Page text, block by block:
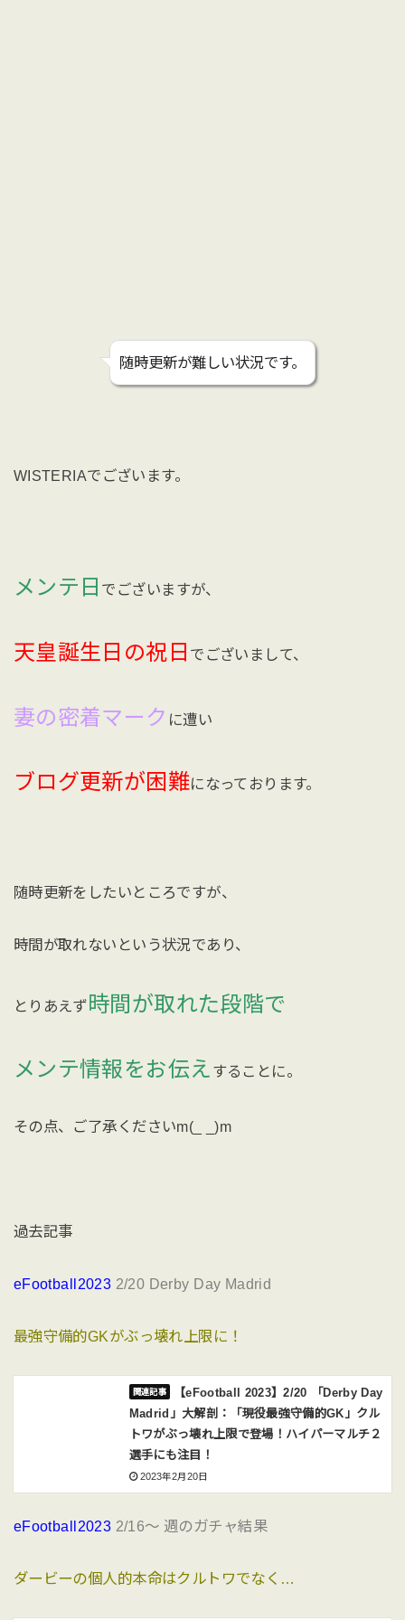
随時更新が難しい状況です。
WISTERIAでございます。
メンテ日 でございますが、
天皇誕生日の祝日 でございまして、
妻の密着マーク に遭い
ブログ更新が困難になっております。
随時更新をしたいところですが、
時間が取れないという状況であり、
とりあえず 時間が取れた段階で
メンテ情報をお伝え することに。
その点、ご了承くださいm(_ _)m
過去記事
eFootball2023 2/20 Derby Day Madrid
最強守備的GKがぶっ壊れ上限に！
【eFootball 2023】2/20 「Derby Day
Madrid」大解剖：「現役最強守備的GK」クル
トワがぶっ壊れ上限で登場！ハイパーマルチ２
選手にも注目！
2023年2月20日
eFootball2023 2/16〜 週のガチャ結果
ダービーの個人的本命はクルトワでなく…